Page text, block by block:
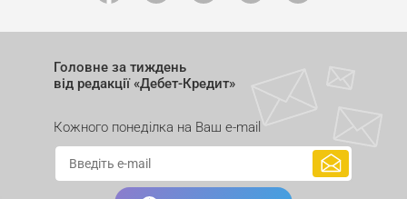
Головне за тиждень
від редакції «Дебет-Кредит»
Кожного понеділка на Ваш e-mail